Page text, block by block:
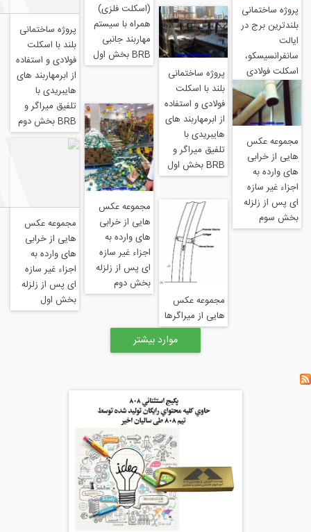
(اسکلت فلزی)
همراه با سیستم
مهاربند جانبی
BRB بخش اول
پروژه ساختمانی
بلند با اسکلت
فولادی و استفاده
تلفیق میراگر و
BRB بخش دوم
پروژه ساختمانی
بلند با اسکلت
فولادی و استفاده
از ابرمهاربند های
هایبریدی با
تلفیق میراگر و
BRB بخش اول
مجموعه عکس
هایی از خرابی
های وارده به
اجزاء غیر سازه
ای پس از زلزله
بخش دوم
مجموعه عکس
هایی از خرابی
های وارده به
اجزاء غیر سازه
ای پس از زلزله
بخش اول
هایی از میراگرها